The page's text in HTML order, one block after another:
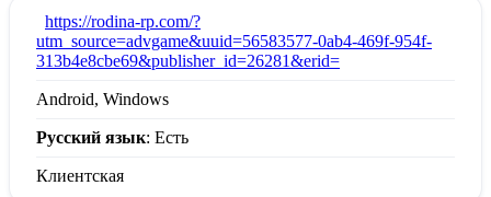
https://rodina-rp.com/?
utm_source=advgame&uuid=56583577-0ab4-469f-954f-
313b4e8cbe69&publisher_id=26281&erid=
Android, Windows
Русский язык: Есть
Клиентская